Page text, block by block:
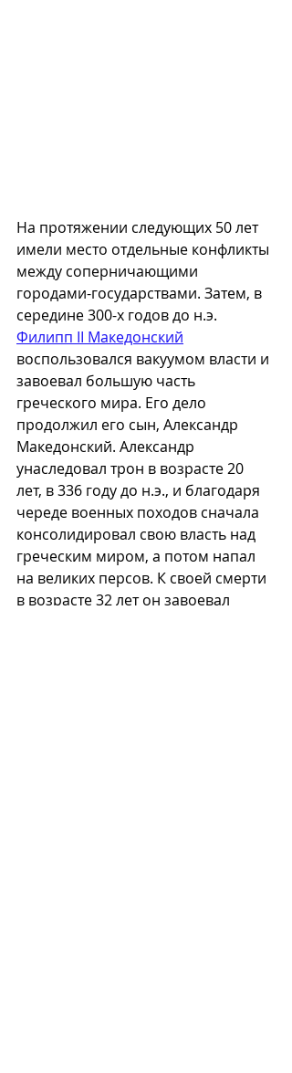
На протяжении следующих 50 лет
имели место отдельные конфликты
между соперничающими
городами-государствами. Затем, в
середине 300-х годов до н.э.
Филипп II Македонский
воспользовался вакуумом власти и
завоевал большую часть
греческого мира. Его дело
продолжил его сын, Александр
Македонский. Александр
унаследовал трон в возрасте 20
лет, в 336 году до н.э., и благодаря
череде военных походов сначала
консолидировал свою власть над
греческим миром, а потом напал
на великих персов. К своей смерти
в возрасте 32 лет он завоевал